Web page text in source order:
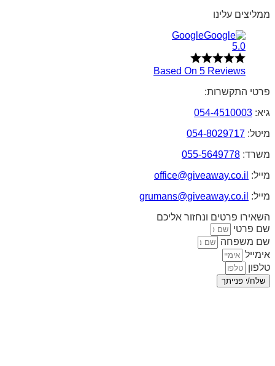
ממליצים עלינו
Google
5.0
Based On 5 Reviews
פרטי התקשרות:
גיא: 054-4510003
מיטל: 054-8029717
משרד: 055-5649778
מייל: office@giveaway.co.il
מייל: grumans@giveaway.co.il
השאירו פרטים ונחזור אליכם
שם פרטי
שם משפחה
אימייל
טלפון
שלח/י פנייתך